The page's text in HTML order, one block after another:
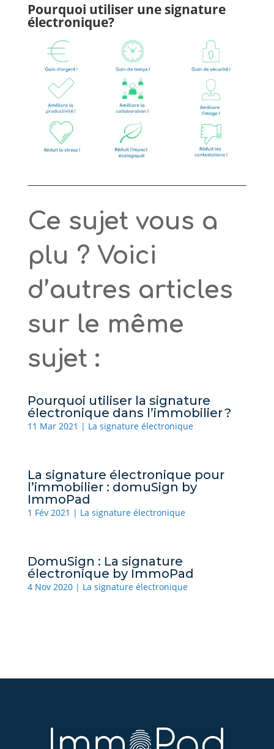
Pourquoi utiliser une signature
électronique?
Ce sujet vous a
plu ? Voici
d’autres articles
sur le même
sujet :
Pourquoi utiliser la signature
électronique dans l’immobilier ?
11 Mar 2021 | La signature électronique
La signature électronique pour
l’immobilier : domuSign by
ImmoPad
1 Fév 2021 | La signature électronique
DomuSign : La signature
électronique by ImmoPad
4 Nov 2020| La signature électronique